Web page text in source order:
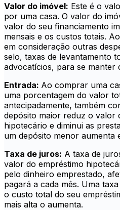
Valor do imóvel: Este é o
por uma casa. O valor do
valor do seu financiamento
mensais e os custos totais.
em consideração outras
selo, taxas de levantamento
advocatícios, para se manter
Entrada: Ao comprar uma
uma porcentagem do valor
antecipadamente, também
depósito maior reduz o valor
hipotecário e diminui as
um depósito menor aumenta
Taxa de juros: A taxa de
valor do empréstimo
pelo dinheiro emprestado,
pagará a cada mês. Uma
o custo total do seu
mais alta o aumenta.